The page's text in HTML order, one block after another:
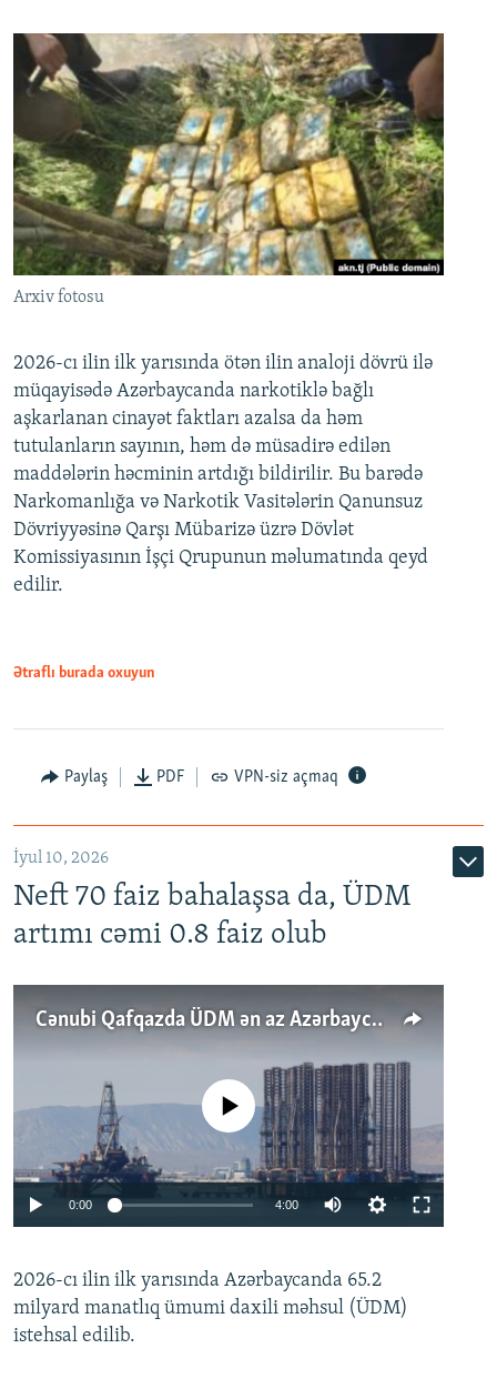
Arxiv fotosu
2026-cı ilin ilk yarısında ötən ilin analoji dövrü ilə
müqayisədə Azərbaycanda narkotiklə bağlı
aşkarlanan cinayət faktları azalsa da həm
tutulanların sayının, həm də müsadirə edilən
maddələrin həcminin artdığı bildirilir. Bu barədə
Narkomanlığa və Narkotik Vasitələrin Qanunsuz
Dövriyyəsinə Qarşı Mübarizə üzrə Dövlət
Komissiyasının İşçi Qrupunun məlumatında qeyd
edilir.
Ətraflı burada oxuyun
Paylaş PDF VPN-siz açmaq
İyul 10, 2026
Neft 70 faiz bahalaşsa da, ÜDM
artımı cəmi 0.8 faiz olub
Cənubi Qafqazda ÜDM ən az Azərbaycanda artır: Qonşuları niyə Bakını qabaqlaya bilir?
Auto 240p 360p 480p
No media source currently available
0:00 4:00
360p
480p
2026-cı ilin ilk yarısında Azərbaycanda 65.2
milyard manatlıq ümumi daxili məhsul (ÜDM)
istehsal edilib.